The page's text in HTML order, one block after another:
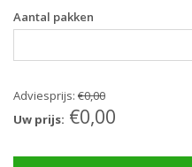
Aantal pakken
Adviesprijs: €0,00
Uw prijs: €0,00